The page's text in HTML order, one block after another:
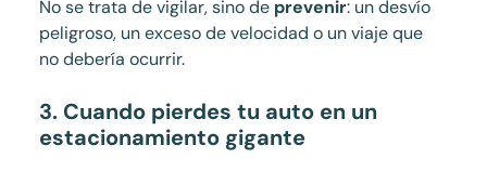
No se trata de vigilar, sino de prevenir: un desvío
peligroso, un exceso de velocidad o un viaje que
no debería ocurrir.
3. Cuando pierdes tu auto en un
estacionamiento gigante